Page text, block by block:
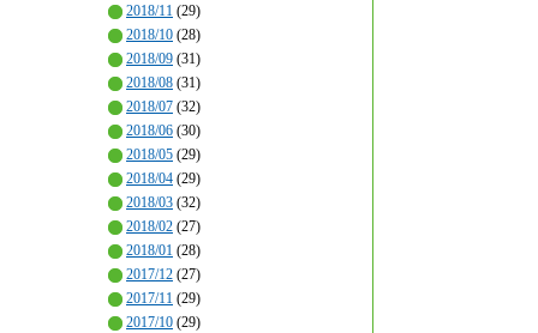
2018/11 (29)
2018/10 (28)
2018/09 (31)
2018/08 (31)
2018/07 (32)
2018/06 (30)
2018/05 (29)
2018/04 (29)
2018/03 (32)
2018/02 (27)
2018/01 (28)
2017/12 (27)
2017/11 (29)
2017/10 (29)